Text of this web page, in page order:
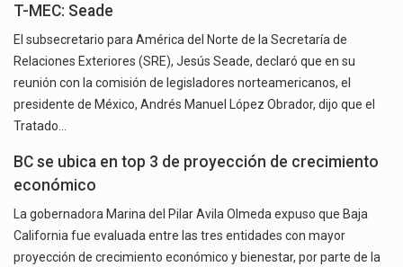
T-MEC: Seade
El subsecretario para América del Norte de la Secretaría de
Relaciones Exteriores (SRE), Jesús Seade, declaró que en su
reunión con la comisión de legisladores norteamericanos, el
presidente de México, Andrés Manuel López Obrador, dijo que el
Tratado…
BC se ubica en top 3 de proyección de crecimiento
económico
La gobernadora Marina del Pilar Avila Olmeda expuso que Baja
California fue evaluada entre las tres entidades con mayor
proyección de crecimiento económico y bienestar, por parte de la